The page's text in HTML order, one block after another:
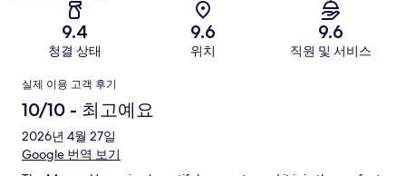
9.4
청결 상태
9.6
위치
9.6
직원 및 서비스
이
용
후
기
실제 이용 고객 후기
10/10 - 최고예요
2026년 4월 27일
Google 번역 보기